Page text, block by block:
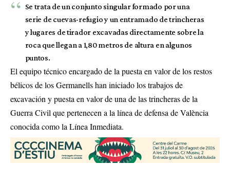
Se trata de un conjunto singular formado por una
serie de cuevas-refugio y un entramado de trincheras
y lugares de tirador excavadas directamente sobre la
roca que llegan a 1,80 metros de altura en algunos
puntos.
El equipo técnico encargado de la puesta en valor de los restos
bélicos de los Germanells han iniciado los trabajos de
excavación y puesta en valor de una de las trincheras de la
Guerra Civil que pertenecen a la línea de defensa de València
conocida como la Línea Inmediata.